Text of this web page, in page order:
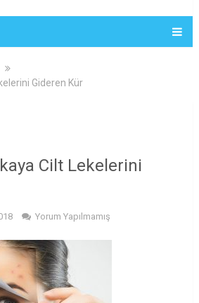
Gideren Kür
Cilt Lekelerini
Yorum Yapılmamış